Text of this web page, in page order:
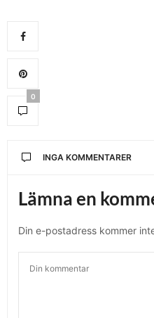
0
INGA KOMMENTARER
Lämna en
Din e-postadress kommer